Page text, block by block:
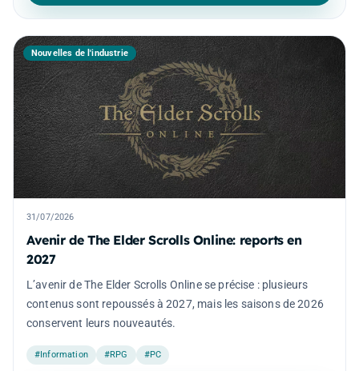
Nouvelles de l'industrie
31/07/2026
Avenir de The Elder Scrolls Online: reports en
2027
L’avenir de The Elder Scrolls Online se précise : plusieurs
contenus sont repoussés à 2027, mais les saisons de 2026
conservent leurs nouveautés.
#Information #RPG #PC